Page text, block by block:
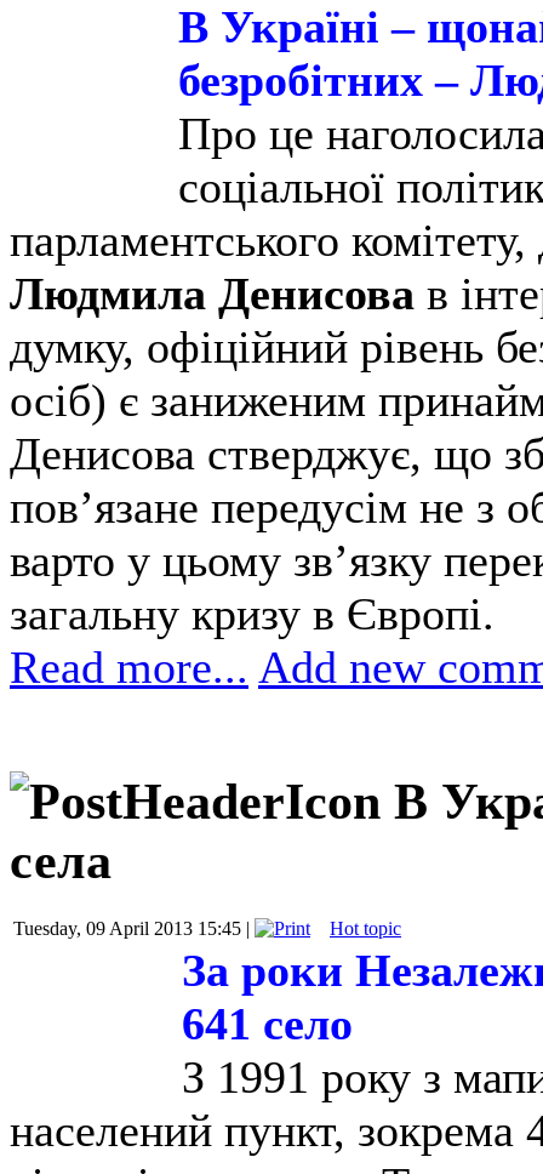
В Україні –
безробітних –
Про це
соціальної
парламентського
Людмила Денисова в
думку, офіційний рівень
осіб) є заниженим
Денисова стверджує, що
пов’язане передусім не з
варто у цьому зв’язку
загальну кризу в Європі.
Read more... Add new
В
села
Tuesday, 09 April 2013 15:45 | Hot topic
За роки
641 село
З 1991 року з
населений пункт,